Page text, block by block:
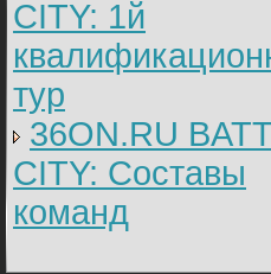
CITY: 1й
тур
36ON.RU
CITY: Составы
команд